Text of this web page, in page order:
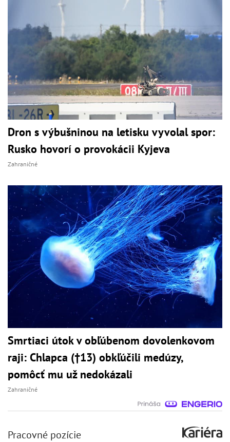
Dron s výbušninou na letisku vyvolal spor:
Rusko hovorí o provokácii Kyjeva
Zahraničné
Smrtiaci útok v obľúbenom dovolenkovom
raji: Chlapca (†13) obkľúčili medúzy,
pomôcť mu už nedokázali
Zahraničné
Pracovné pozície